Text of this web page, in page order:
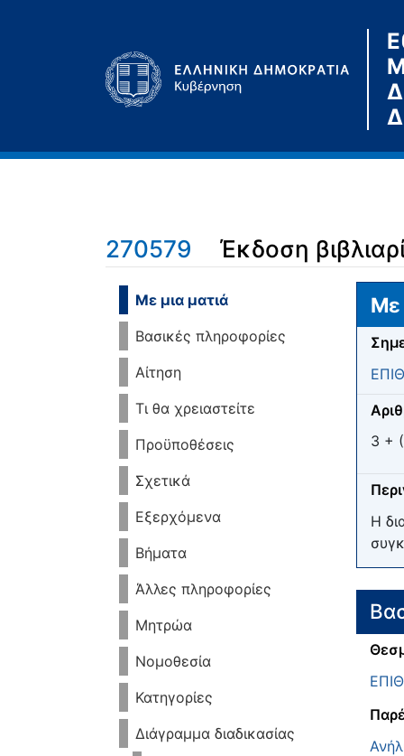
270579 Έκδοση
Μετάβαση σε: πλοήγηση
Με μια ματιά
Βασικές πληροφορίες
Αίτηση
Τι θα χρειαστείτε
Προϋποθέσεις
Σχετικά
Εξερχόμενα
Βήματα
Άλλες πληροφορίες
Μητρώα
Νομοθεσία
Κατηγορίες
Διάγραμμα διαδικασίας
Με
3 + (
Η